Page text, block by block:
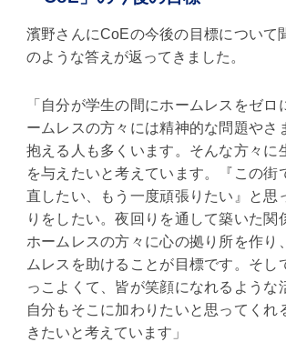
濱野さんにCoEの今後の目標について
のような答えが返ってきました。
「自分が学生の間にホームレスをゼロ
ームレスの方々には精神的な問題やさ
抱える人も多くいます。そんな方々に
を与えたいと考えています。『この街
直したい、もう一度頑張りたい』と思
りをしたい。夜回りを通して築いた関
ホームレスの方々に心の拠り所を作り
ムレスを助けることが目標です。そし
っこよくて、皆が笑顔になれるような
自分もそこに加わりたいと思ってくれ
きたいと考えています」